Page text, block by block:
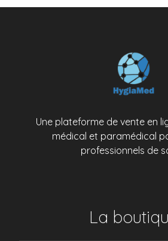
Une plateforme de vente en
médical et paramédical
professionnels de
La